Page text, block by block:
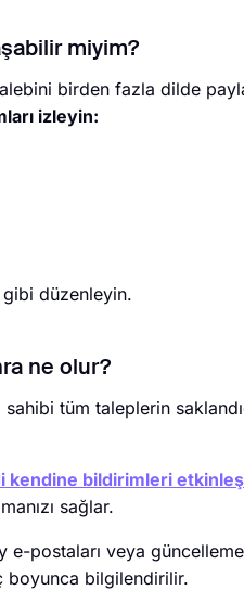
miyim?
birden fazla dilde
izleyin:
düzenleyin.
ne olur?
tüm taleplerin
kendine bildirimleri
sağlar.
e-postaları veya
boyunca bilgilendirilir.